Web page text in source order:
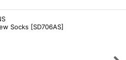
Socks [SD706AS]